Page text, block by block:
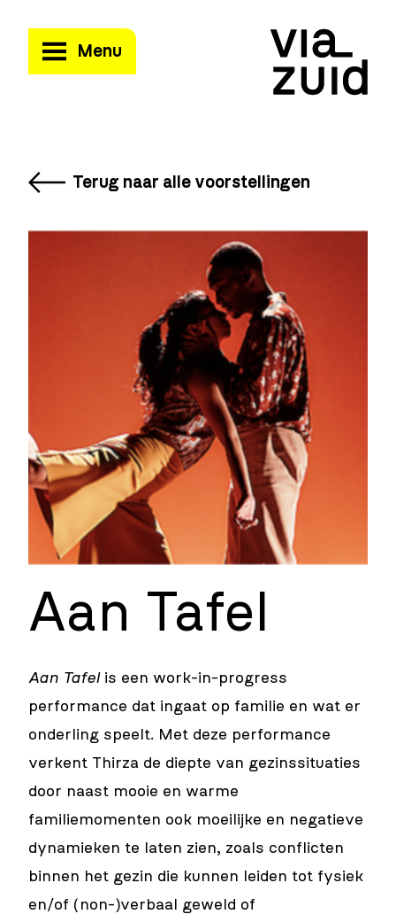
Menu
Terug naar alle voorstellingen
Aan Tafel
Aan Tafelis een work-in-progress
performance dat ingaat op familie en wat er
onderling speelt. Met deze performance
verkent Thirza de diepte van gezinssituaties
door naast mooie en warme
familiemomenten ook moeilijke en negatieve
dynamieken te laten zien, zoals conflicten
binnen het gezin die kunnen leiden tot fysiek
en/of (non-)verbaal geweld of